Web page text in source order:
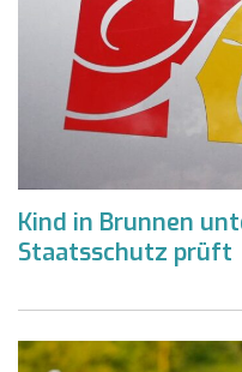
Kind in Brunnen
Staatsschutz prüft